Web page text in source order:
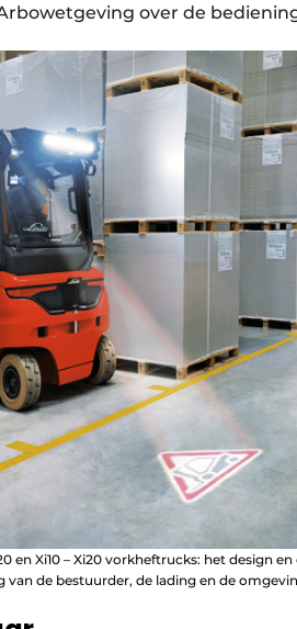
over de
en Xi10 – Xi20 vorkheftrucks: het design
de bestuurder, de lading en de